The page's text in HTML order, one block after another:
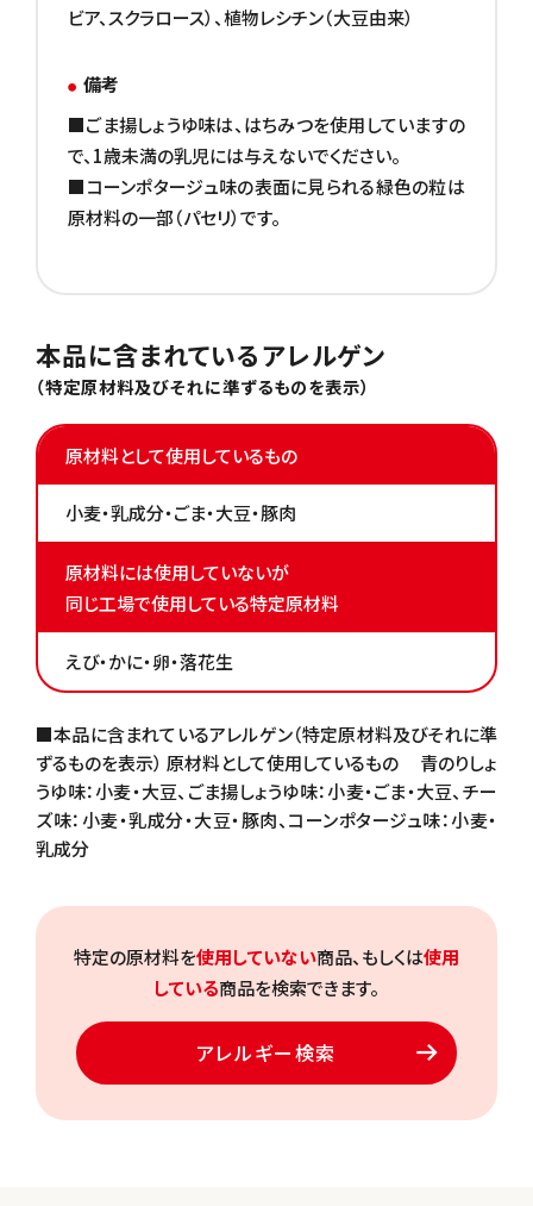
ビア、スクラロース）、植物レシチン（大豆由来）
備考
■ごま揚しょうゆ味は、はちみつを使用していますの
で、1歳未満の乳児には与えないでください。
■コーンポタージュ味の表面に見られる緑色の粒は
原材料の一部（パセリ）です。
本品に含まれているアレルゲン
（特定原材料及びそれに準ずるものを表示）
原材料として使用しているもの
小麦・乳成分・ごま・大豆・豚肉
原材料には使用していないが
同じ工場で使用している特定原材料
えび・かに・卵・落花生
■本品に含まれているアレルゲン（特定原材料及びそれに準
ずるものを表示） 原材料として使用しているもの 青のりしょ
うゆ味：小麦・大豆、ごま揚しょうゆ味：小麦・ごま・大豆、チー
ズ味：小麦・乳成分・大豆・豚肉、コーンポタージュ味：小麦・
乳成分
特定の原材料を使用していない商品、もしくは使用
している商品を検索できます。
アレルギー検索